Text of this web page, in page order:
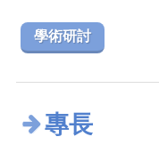
學術研討
專長